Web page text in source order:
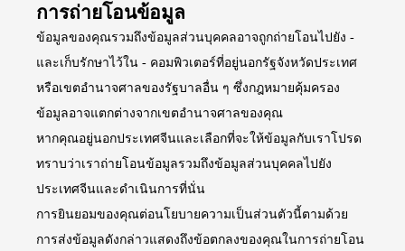
การถ่ายโอนข้อมูล
ข้อมูลของคุณรวมถึงข้อมูลส่วนบุคคลอาจถูกถ่ายโอนไปยัง -
และเก็บรักษาไว้ใน - คอมพิวเตอร์ที่อยู่นอกรัฐจังหวัดประเทศ
หรือเขตอำนาจศาลของรัฐบาลอื่น ๆ ซึ่งกฎหมายคุ้มครอง
ข้อมูลอาจแตกต่างจากเขตอำนาจศาลของคุณ
หากคุณอยู่นอกประเทศจีนและเลือกที่จะให้ข้อมูลกับเราโปรด
ทราบว่าเราถ่ายโอนข้อมูลรวมถึงข้อมูลส่วนบุคคลไปยัง
ประเทศจีนและดำเนินการที่นั่น
การยินยอมของคุณต่อนโยบายความเป็นส่วนตัวนี้ตามด้วย
การส่งข้อมูลดังกล่าวแสดงถึงข้อตกลงของคุณในการถ่ายโอน